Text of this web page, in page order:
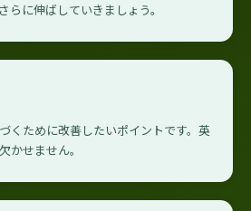
らに伸ばしていきましょう。
くために改善したいポイントです。英
かせません。